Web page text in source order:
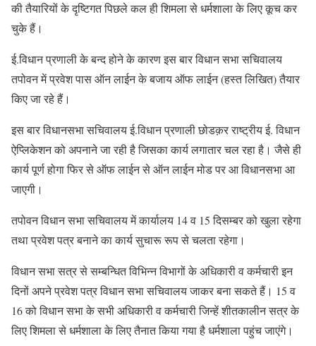
की तैयारियों के दृष्टिगत पिछले कल ही शिमला से धर्मशाला के लिए कूच कर
चुके हैं।
ई.विधान प्रणाली के बन्द होने के कारण इस बार विधान सभा सचिवालय
तपोवन में प्रवेश पास ऑन लाईन के बजाय ऑफ लाईन (हस्त लिखित) तैयार
किए जा रहे हैं।
इस बार विधानसभा सचिवालय ई.विधान प्रणाली छोडक़र राष्ट्रीय ई. विधान
ऐप्लिकेशन को अपनाने जा रही है जिसका कार्य लगातार चल रहा है। जैसे ही
कार्य पूर्ण होगा फिर से ऑफ लाईन से ऑन लाईन मोड पर आ विधानसभा आ
जाएगी।
तपोवन विधान सभा सचिवालय में कार्यालय 14 व 15 दिसम्बर को खुला रहेगा
तथा प्रवेश पत्र बनाने का कार्य सुचारू रूप से चलता रहेगा।
विधान सभा सत्र से सम्बन्धित विभिन्न विभागों के अधिकारी व कर्मचारी इन
दिनों अपने प्रवेश पत्र विधान सभा सचिवालय जाकर बना सकते हैं। 15 व
16 को विधान सभा के सभी अधिकारी व कर्मचारी जिन्हें शीतकालीन सत्र के
लिए शिमला से धर्मशाला के लिए तैनात किया गया है धर्मशाला पहुंच जाएंगे।